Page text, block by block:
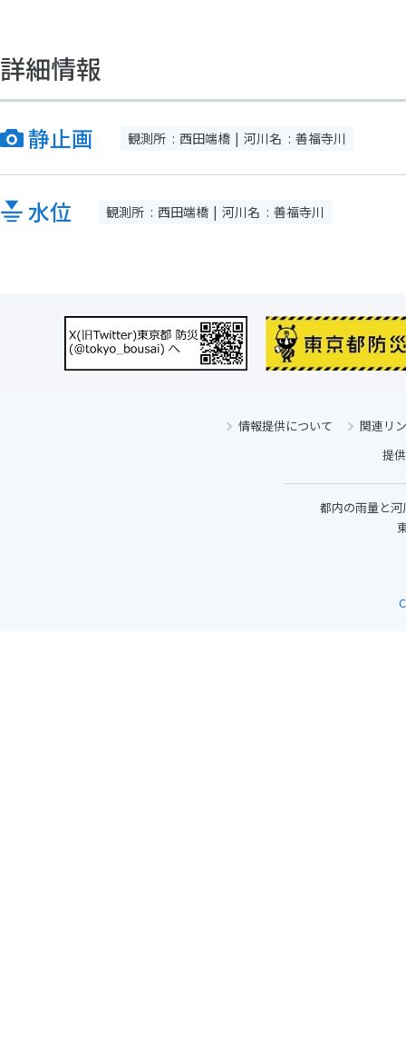
詳細情報
静止画 観測所 西田端橋 河川名 善福寺川
水位 観測所 西田端橋 河川名 善福寺川
情報提供について
関連リ
提供
都内の雨量と